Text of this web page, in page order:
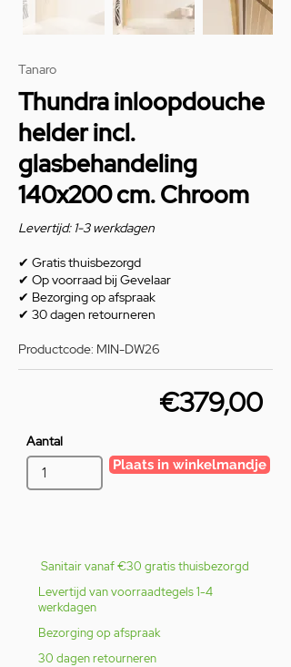
Tanaro
Thundra inloopdouche
helder incl.
glasbehandeling
140x200 cm. Chroom
Levertijd: 1-3 werkdagen
✔ Gratis thuisbezorgd
✔ Op voorraad bij Gevelaar
✔ Bezorging op afspraak
✔ 30 dagen retourneren
Productcode: MIN-DW26
€379,00
Aantal
Plaats in winkelmandje
Sanitair vanaf €30 gratis thuisbezorgd
Levertijd van voorraadtegels 1-4
werkdagen
Bezorging op afspraak
30 dagen retourneren